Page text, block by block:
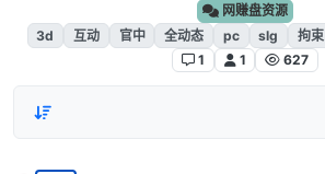
网赚盘资源
3d
互动 官中 全动态 pc slg 拘束
1
1 627